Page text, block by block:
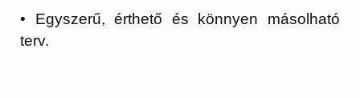
• Egyszerű, érthető és könnyen másolható
terv.